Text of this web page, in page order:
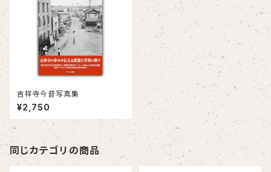
吉祥寺今昔写真集
¥2,750
同じカテゴリの商品